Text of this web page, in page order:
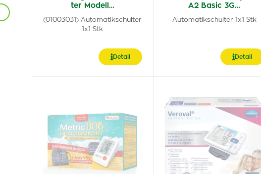
ter Modell…
(01003031) Automatikschulter
1x1 Stk
Detail
A2 Basic 3G…
Automatikschulter 1x1 Stk
Detail